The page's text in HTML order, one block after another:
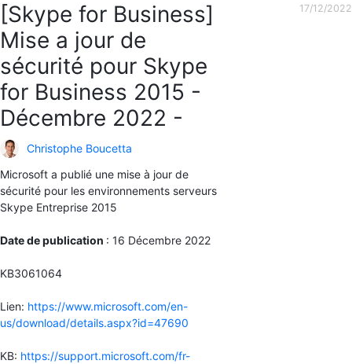
[Skype for Business]
Mise a jour de
sécurité pour Skype
for Business 2015 -
Décembre 2022 -
Christophe Boucetta
Microsoft a publié une mise à jour de
sécurité pour les environnements serveurs
Skype Entreprise 2015
Date de publication : 16 Décembre 2022
KB3061064
Lien: https://www.microsoft.com/en-
us/download/details.aspx?id=47690
KB: https://support.microsoft.com/fr-
17/12/2022